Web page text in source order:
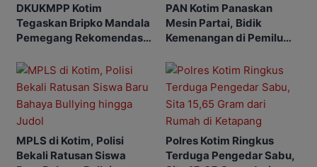
DKUKMPP Kotim
Tegaskan Bripko Mandala
Pemegang Rekomendasi
PAN Kotim Panaskan
Mesin Partai, Bidik
Kemenangan di Pemilu
MPLS di Kotim, Polisi
Bekali Ratusan Siswa
Polres Kotim Ringkus
Terduga Pengedar Sabu,